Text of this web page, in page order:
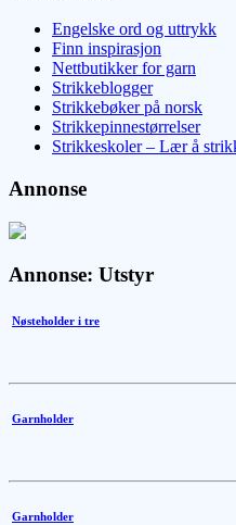
Engelske ord og uttrykk
Finn inspirasjon
Nettbutikker for garn
Strikkeblogger
Strikkebøker på norsk
Strikkepinnestørrelser
Strikkeskoler – Lær å
Annonse
Annonse: Utstyr
Nøsteholder i tre
Garnholder
Garnholder